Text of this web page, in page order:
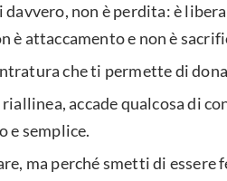
davvero, non è perdita: è
è attaccamento e non è
che ti permette di
accade qualcosa di
e semplice.
ma perché smetti di essere